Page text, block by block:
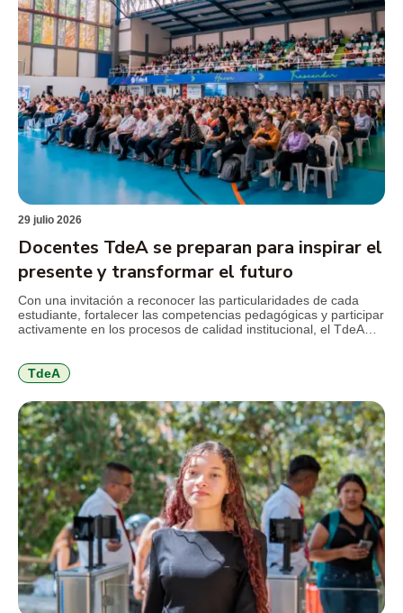
29 julio 2026
Docentes TdeA se preparan para inspirar el
presente y transformar el futuro
Con una invitación a reconocer las particularidades de cada
estudiante, fortalecer las competencias pedagógicas y participar
activamente en los procesos de calidad institucional, el TdeA
docentes nuevos y antiguos alrededor de los principales retos
que plantea […]
TdeA